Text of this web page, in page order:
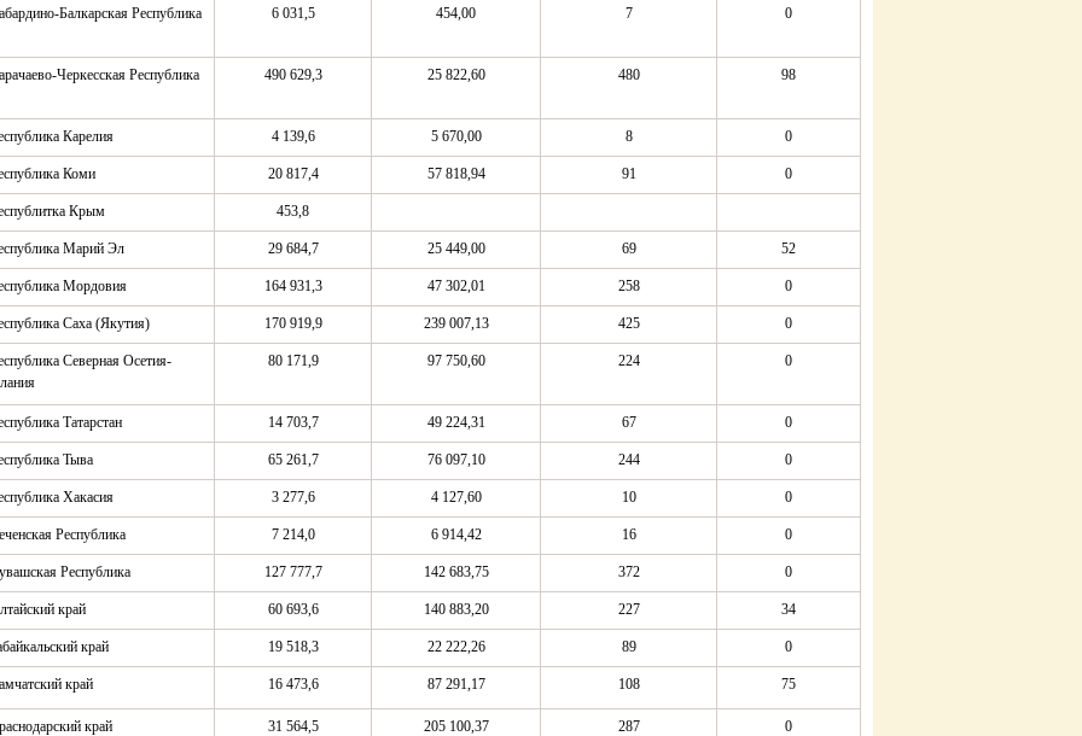
Балкарская Республика 6 031,5 454,00 7 0
Черкесская Республика 490 629,3 25 822,60 480 98
Карелия 4 139,6 5 670,00 8 0
Коми 20 817,4 57 818,94 91 0
Крым 453,8
Марий Эл 29 684,7 25 449,00 69 52
Мордовия 164 931,3 47 302,01 258 0
Саха (Якутия) 170 919,9 239 007,13 425 0
Северная Осетия-
80 171,9 97 750,60 224 0
Татарстан 14 703,7 49 224,31 67 0
Тыва 65 261,7 76 097,10 244 0
Хакасия 3 277,6 4 127,60 10 0
Республика 7 214,0 6 914,42 16 0
Республика 127 777,7 142 683,75 372 0
край 60 693,6 140 883,20 227 34
край 19 518,3 22 222,26 89 0
край 16 473,6 87 291,17 108 75
край 31 564,5 205 100,37 287 0